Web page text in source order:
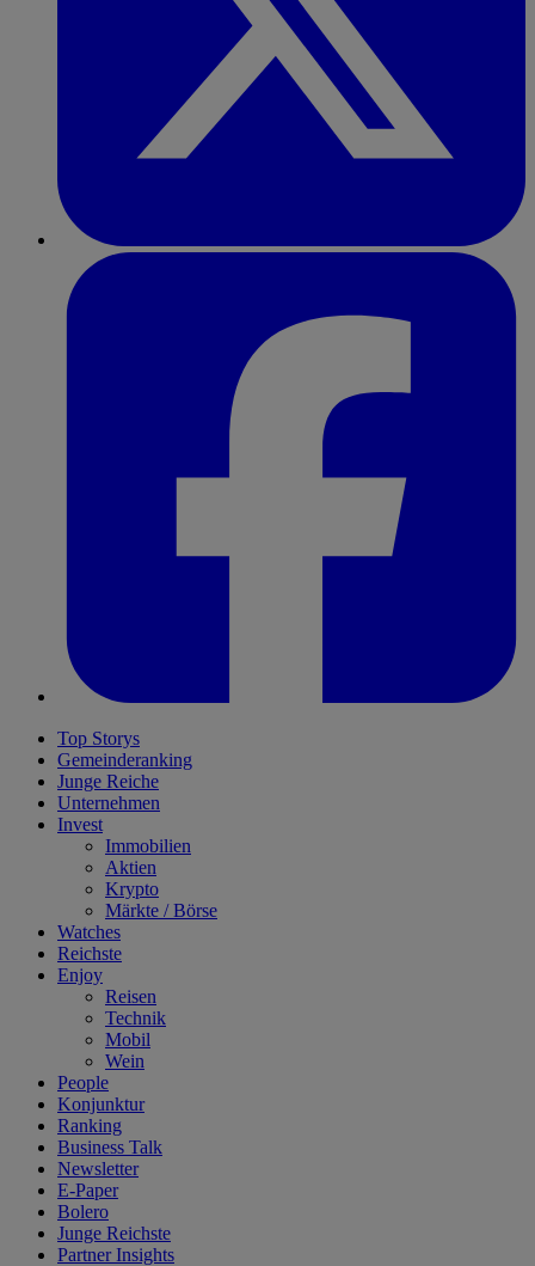
Top Storys
Gemeinderanking
Junge Reiche
Unternehmen
Invest
Immobilien
Aktien
Krypto
Märkte / Börse
Watches
Reichste
Enjoy
Reisen
Technik
Mobil
Wein
People
Konjunktur
Ranking
Business Talk
Newsletter
E-Paper
Bolero
Junge Reichste
Partner Insights